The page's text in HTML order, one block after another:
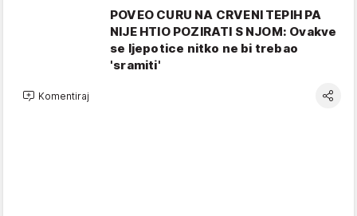
POVEO CURU NA CRVENI TEPIH PA
NIJE HTIO POZIRATI S NJOM: Ovakve
se ljepotice nitko ne bi trebao
'sramiti'
Komentiraj